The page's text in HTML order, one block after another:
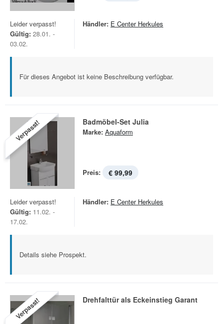
Leider verpasst!
Gültig: 28.01. -
03.02.
Händler: E Center Herkules
Für dieses Angebot ist keine Beschreibung verfügbar.
Verpasst! Badmöbel-Set Julia
Marke: Aquaform
Preis: € 99,99
Leider verpasst!
Gültig: 11.02. -
17.02.
Händler: E Center Herkules
Details siehe Prospekt.
Verpasst! Drehfalttür als Eckeinstieg Garant